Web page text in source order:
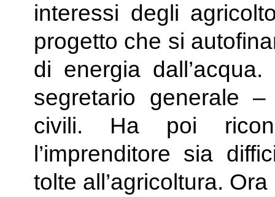
interessi degli
progetto che si
di energia
segretario generale
civili. Ha poi
l’imprenditore sia
tolte all’agricoltura.